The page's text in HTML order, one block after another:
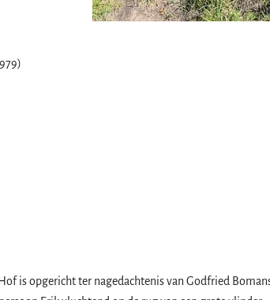
is opgericht ter nagedachtenis van Godfried